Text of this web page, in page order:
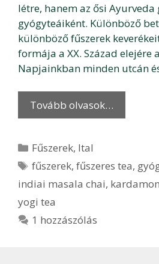
létre, hanem az ősi Ayurveda
gyógyteáiként. Különböző
különböző fűszerek
formája a XX. Század elejére
Napjainkban minden utcán
Tovább olvasok…
Kategória
Fűszerek, Ital
Címkék
fűszerek,fűszeres tea,
indiai masala chai,
yogi tea
1 hozzászólás